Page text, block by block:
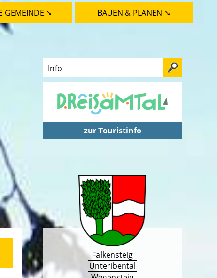
GEMEINDE ➘ BAUEN & PLANEN ➘
zur Touristinfo
Falkensteig
Unteribental